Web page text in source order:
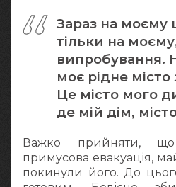
Зараз на моєму
тільки на
випробування.
моє рідне місто
Це місто мого
де мій дім,
Важко прийняти,
примусова евакуація,
покинули його. До